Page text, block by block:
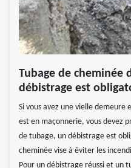
Tubage de cheminée
débistrage est
Si vous avez une vielle
est en maçonnerie, vous devez
de tubage, un débistrage est
cheminée vise à éviter les
Pour un débistrage réussi et un